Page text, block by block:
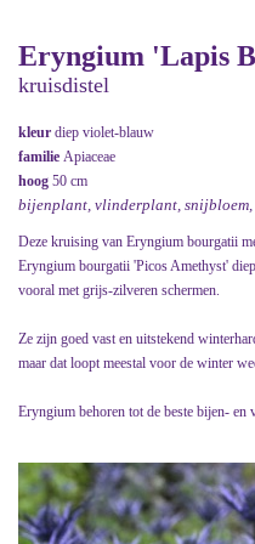
Eryngium 'Lapis
kruisdistel
kleur diep violet-blauw
familie Apiaceae
hoog 50 cm
bijenplant, vlinderplant, snijbloem,
Deze kruising van Eryngium bourgatii
Eryngium bourgatii 'Picos Amethyst'
vooral met grijs-zilveren schermen.
Ze zijn goed vast en uitstekend
maar dat loopt meestal voor de winter
Eryngium behoren tot de beste bijen- en